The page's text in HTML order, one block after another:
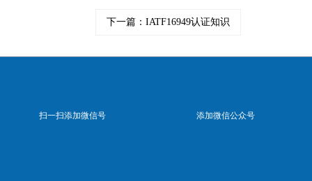
下一篇：IATF16949认证知识
扫一扫添加微信号 添加微信公众号